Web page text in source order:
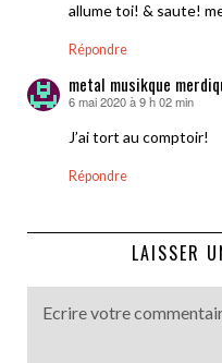
allume toi! & saute!
Répondre
metal musikque
dit :
6 mai 2020 à 9 h 02 min
J’ai tort au comptoir!
Répondre
LAISSER